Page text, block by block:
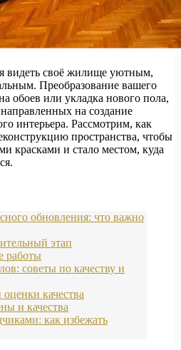
видеть своё жилище уютным,
Преобразование вашего
обоев или укладка нового пола,
на создание
интерьера. Рассмотрим, как
пространства, чтобы
красками и стало местом, куда
обновления: что важно
этап
работы
советы по качеству и
качества
и качества
как избежать